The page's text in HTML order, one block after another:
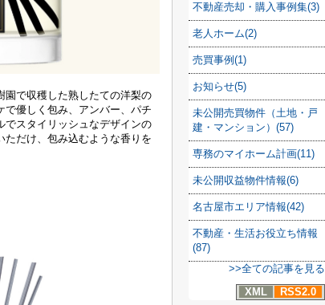
園で収穫した熟したての洋梨の
優しく包み、アンバー、パチ
でスタイリッシュなデザインの
だけ、包み込むような香りを
不動産売却・購入事例集(3)
老人ホーム(2)
売買事例(1)
お知らせ(5)
未公開売買物件（土地・戸
建・マンション）(57)
専務のマイホーム計画(11)
未公開収益物件情報(6)
名古屋市エリア情報(42)
不動産・生活お役立ち情報
(87)
>>全ての記事を見る
XML
RSS2.0